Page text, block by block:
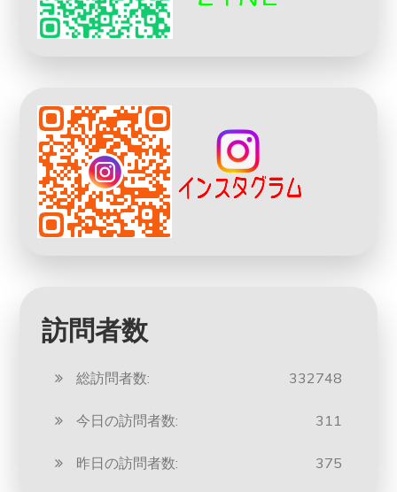
訪問者数
332748
総訪問者数:
311
今日の訪問者数:
375
昨日の訪問者数: